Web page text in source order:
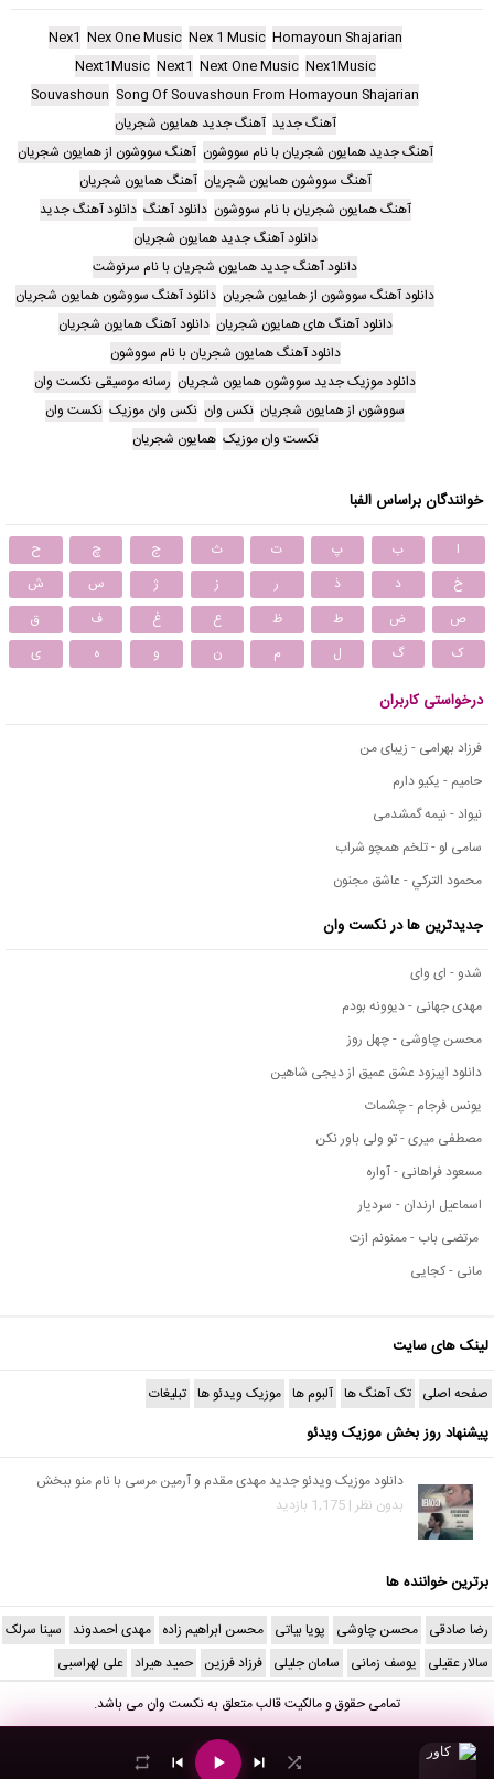
Homayoun Shajarian
Nex 1 Music
Nex One Music
Nex1
Nex1Music
Next One Music
Next1
Next1Music
Song Of Souvashoun From Homayoun Shajarian
Souvashoun
آهنگ جدید آهنگ جدید همایون شجریان
آهنگ جدید همایون شجریان با نام سووشون آهنگ سووشون از همایون شجریان
آهنگ سووشون همایون شجریان آهنگ همایون شجریان
آهنگ همایون شجریان با نام سووشون دانلود آهنگ دانلود آهنگ جدید
دانلود آهنگ جدید همایون شجریان
دانلود آهنگ جدید همایون شجریان با نام سرنوشت
دانلود آهنگ سووشون از همایون شجریان دانلود آهنگ سووشون همایون شجریان
دانلود آهنگ های همایون شجریان دانلود آهنگ همایون شجریان
دانلود آهنگ همایون شجریان با نام سووشون
دانلود موزیک جدید سووشون همایون شجریان رسانه موسیقی نکست وان
سووشون از همایون شجریان نکس وان نکس وان موزیک نکست وان
نکست وان موزیک همایون شجریان
خوانندگان براساس الفبا
ا ب پ ت ث ج چ
ح
خ
د ذ ر ز ژ س
ش
ص
ض ط ظ ع غ ف
ق
ک
گ ل م ن و ه ی
درخواستی کاربران
فرزاد بهرامی - زیبای من
حامیم - یکیو دارم
نیواد - نیمه گمشدمی
سامی لو - تلخم همچو شراب
محمود التركي - عاشق مجنون
جدیدترین ها در نکست وان
شدو - ای وای
مهدی جهانی - دیوونه بودم
محسن چاوشی - چهل روز
دانلود اپیزود عشق عمیق از دیجی شاهین
یونس فرجام - چشمات
مصطفی میری - تو ولی باور نکن
مسعود فراهانی - آواره
اسماعیل ارندان - سردیار
مرتضی باب - ممنونم ازت
مانی - کجایی
لینک های سایت
صفحه اصلی تک آهنگ ها آلبوم ها موزیک ویدئو ها تبلیغات
پیشنهاد روز بخش موزیک ویدئو
دانلود موزیک ویدئو جدید مهدی مقدم و آرمین مرسی با نام منو ببخش
بدون نظر | 1,175 بازدید
برترین خواننده ها
رضا صادقی محسن چاوشی پویا بیاتی محسن ابراهیم زاده مهدی احمدوند سینا سرلک
سالار عقیلی یوسف زمانی سامان جلیلی فرزاد فرزین حمید هیراد علی لهراسبی
تمامی حقوق و مالکیت قالب متعلق بهنکست وانمی باشد.